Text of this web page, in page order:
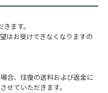
ます。
はお受けできなくなりますの
合、往復の送料および返金に
せていただきます。